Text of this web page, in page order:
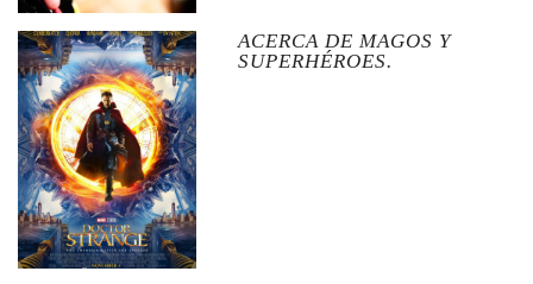
ACERCA DE MAGOS Y
SUPERHÉROES.